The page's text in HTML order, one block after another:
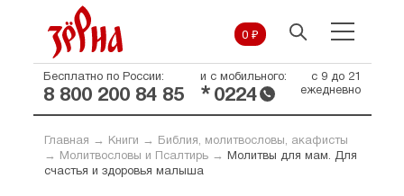
0 ₽
Бесплатно по России:
8 800 200 84 85
и с мобильного:
* 0224
с 9 до 21
ежедневно
Главная → Книги →
Библия, молитвословы, акафисты
→
Молитвословы и Псалтирь→
Молитвы для мам. Для
счастья и здоровья малыша